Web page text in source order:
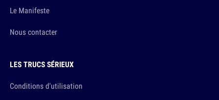
Le Manifeste
Nous contacter
LES TRUCS SÉRIEUX
Conditions d'utilisation